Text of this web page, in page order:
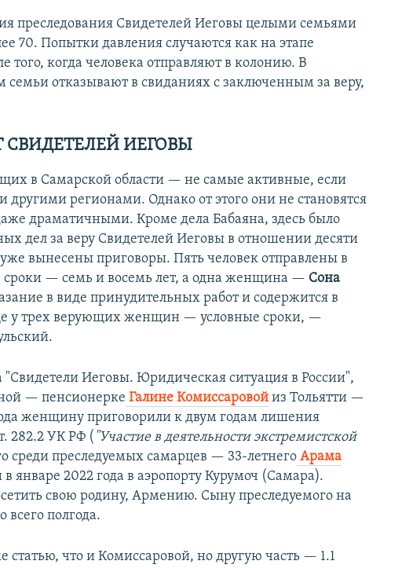
преследования Свидетелей Иеговы целыми семьями
70. Попытки давления случаются как на этапе
того, когда человека отправляют в колонию. В
семьи отказывают в свиданиях с заключенным за веру,
СВИДЕТЕЛЕЙ ИЕГОВЫ
в Самарской области — не самые активные, если
другими регионами. Однако от этого они не становятся
драматичными. Кроме дела Бабаяна, здесь было
дел за веру Свидетелей Иеговы в отношении десяти
вынесены приговоры. Пять человек отправлены в
— семь и восемь лет, а одна женщина — Сона
в виде принудительных работ и содержится в
у трех верующих женщин — условные сроки, —
"Свидетели Иеговы. Юридическая ситуация в России",
— пенсионерке Галине Комиссаровой из Тольятти —
женщину приговорили к двум годам лишения
282.2 УК РФ ( "Участие в деятельности экстремистской
среди преследуемых самарцев — 33-летнего Арама
январе 2022 года в аэропорту Курумоч (Самара).
свою родину, Армению. Сыну преследуемого на
полгода.
статью, что и Комиссаровой, но другую часть — 1.1